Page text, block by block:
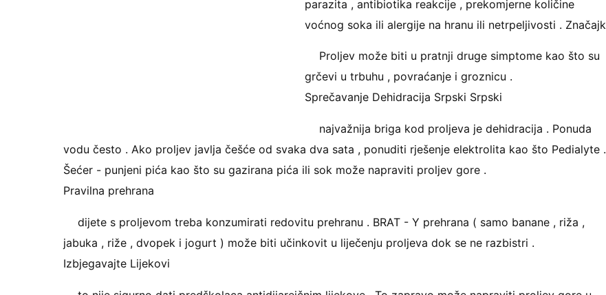
parazita , antibiotika reakcije , prekomjerne količine
voćnog soka ili alergije na hranu ili netrpeljivosti .
Proljev može biti u pratnji druge simptome kao što su
grčevi u trbuhu , povraćanje i groznicu .
Sprečavanje Dehidracija Srpski Srpski
najvažnija briga kod proljeva je dehidracija . Ponuda
vodu često . Ako proljev javlja češće od svaka dva sata , ponuditi rješenje elektrolita kao što Pedialyte .
Šećer - punjeni pića kao što su gazirana pića ili sok može napraviti proljev gore .
Pravilna prehrana
dijete s proljevom treba konzumirati redovitu prehranu . BRAT - Y prehrana ( samo banane , riža ,
jabuka , riže , dvopek i jogurt ) može biti učinkovit u liječenju proljeva dok se ne razbistri .
Izbjegavajte Lijekovi